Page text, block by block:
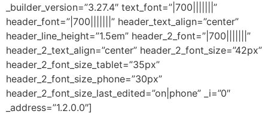
_builder_version=”3.27.4″ text_font=”|700|||||||”
header_font=”|700|||||||” header_text_align=”center”
header_line_height=”1.5em” header_2_font=”|700|||||||”
header_2_text_align=”center” header_2_font_size=”42px”
header_2_font_size_tablet=”35px”
header_2_font_size_phone=”30px”
header_2_font_size_last_edited=”on|phone” _i=”0″
_address=”1.2.0.0″]